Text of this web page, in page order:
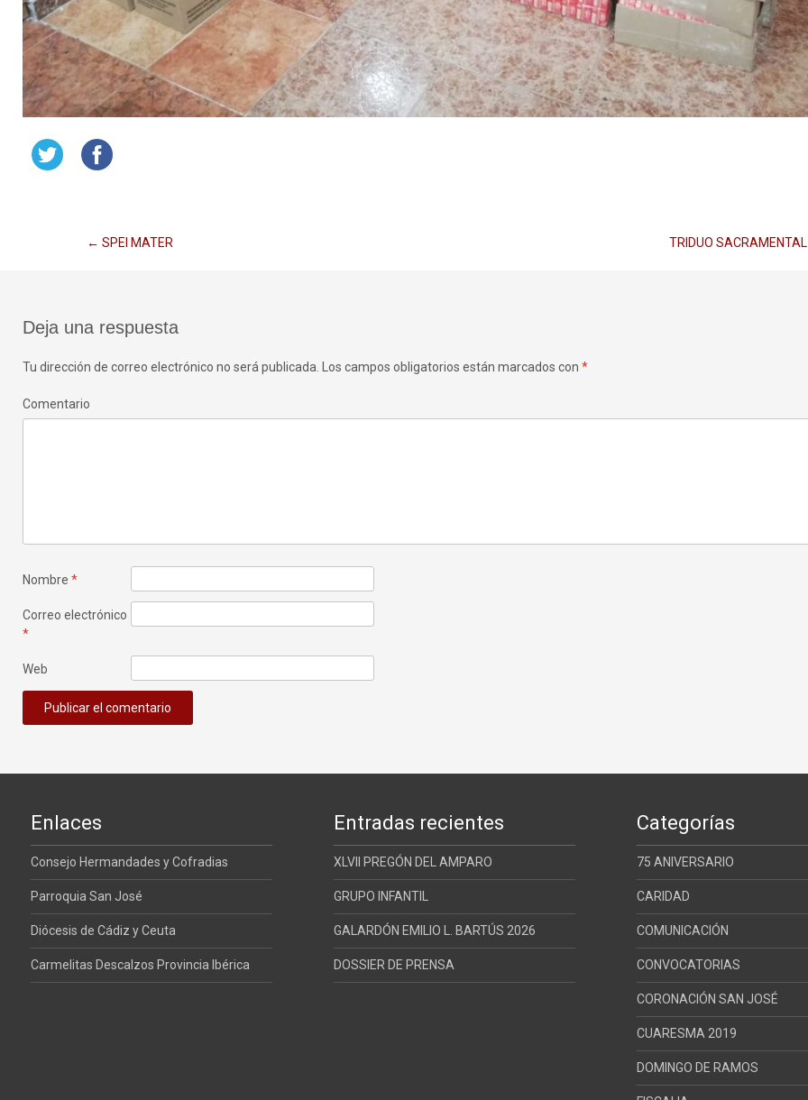
Navegación
de
entradas
← SPEI MATER TRIDUO
Deja una respuesta
Tu dirección de correo electrónico no será publicada. Los campos obligatorios están marcados con*
Comentario
Nombre*
Correo electrónico
*
Web
Enlaces
Consejo Hermandades y Cofradias
Parroquia San José
Diócesis de Cádiz y Ceuta
Carmelitas Descalzos Provincia Ibérica
Entradas recientes
XLVII PREGÓN DEL AMPARO
GRUPO INFANTIL
GALARDÓN EMILIO L. BARTÚS 2026
DOSSIER DE PRENSA
Categorías
75 ANIVERSARIO
CARIDAD
COMUNICACIÓN
CONVOCATORIAS
CORONACIÓN SAN JOSÉ
CUARESMA 2019
DOMINGO DE RAMOS